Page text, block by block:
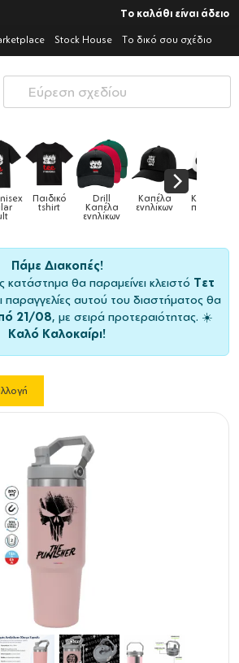
Το καλάθι είναι άδειο
Stock House Το δικό σου σχέδιο
Παιδικό
tshirt
Drill
Καπέλα
ενηλίκων
Καπέλα
ενηλίκων
Καπέλα
παιδικά
Πάμε Διακοπές!
κατάστημα θα παραμείνει κλειστό Τετ
παραγγελίες αυτού του διαστήματος θα
21/08, με σειρά προτεραιότητας. ☀️
Καλό Καλοκαίρι!